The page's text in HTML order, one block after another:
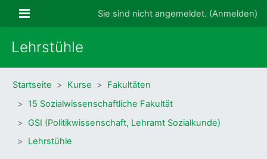
Website-ÜbersichtSie sind nicht angemeldet. (Anmelden)
Lehrstühle
Startseite Kurse
Fakultäten
15 Sozialwissenschaftliche Fakultät
GSI (Politikwissenschaft, Lehramt Sozialkunde)
Lehrstühle